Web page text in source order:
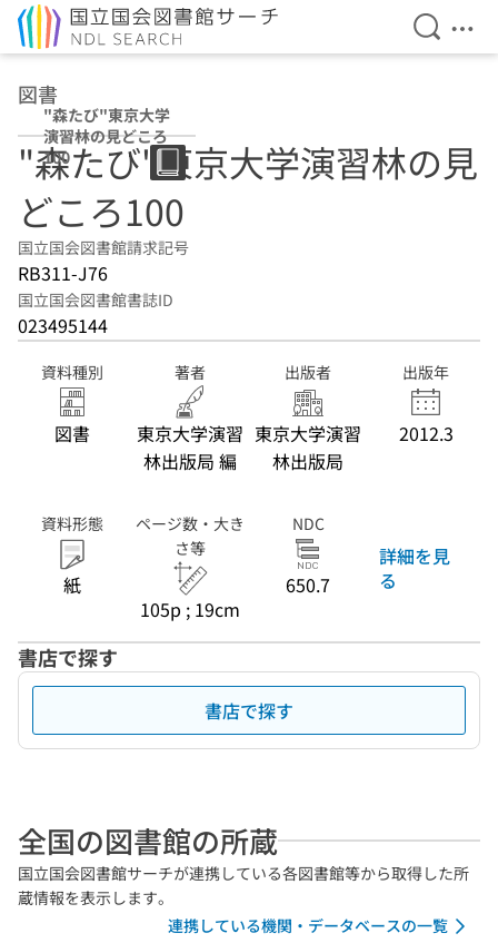
検索を
メ
図書
"森たび"東京大学
演習林の見どころ
100
"森たび"東京大学演習林の見
どころ100
国立国会図書館請求記号
RB311-J76
国立国会図書館書誌ID
023495144
資料種別
図書
著者
東京大学演習
林出版局 編
出版者
東京大学演習
林出版局
出版年
2012.3
資料形態
紙
ページ数・大き
さ等
105p ; 19cm
NDC
650.7
詳細を見
る
書店で探す
書店で探す
全国の図書館の所蔵
国立国会図書館サーチが連携している各図書館等から取得した所
蔵情報を表示します。
連携している機関・データベースの一覧